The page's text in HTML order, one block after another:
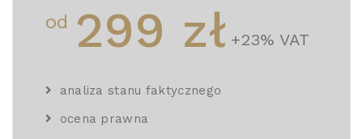
od 299 zł +23% VAT
analiza stanu faktycznego
ocena prawna